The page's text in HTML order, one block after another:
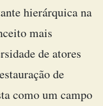
hierárquica na
mais
de atores
de
como um campo